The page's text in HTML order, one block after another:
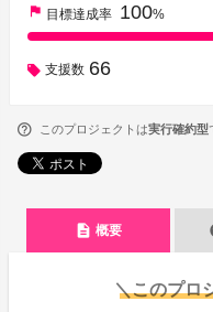
flag 目標達成率 100%
支援数 66
このプロジェクトは実行確約型
description 概要
＼このプロ